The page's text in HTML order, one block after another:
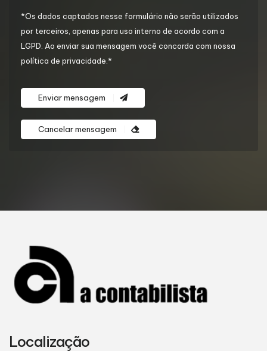
*Os dados captados nesse formulário não serão utilizados
por terceiros, apenas para uso interno de acordo com a
LGPD . Ao enviar sua mensagem você concorda com nossa
política de privacidade.*
Enviar mensagem
Cancelar mensagem
Localização